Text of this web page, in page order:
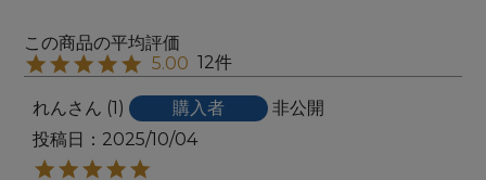
5.00 12
れん 1 購入者
非公開
投稿日
2025/10/04